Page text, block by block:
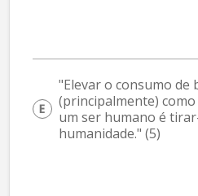
"Elevar o consumo de
(principalmente)
um ser humano é
humanidade." (5)